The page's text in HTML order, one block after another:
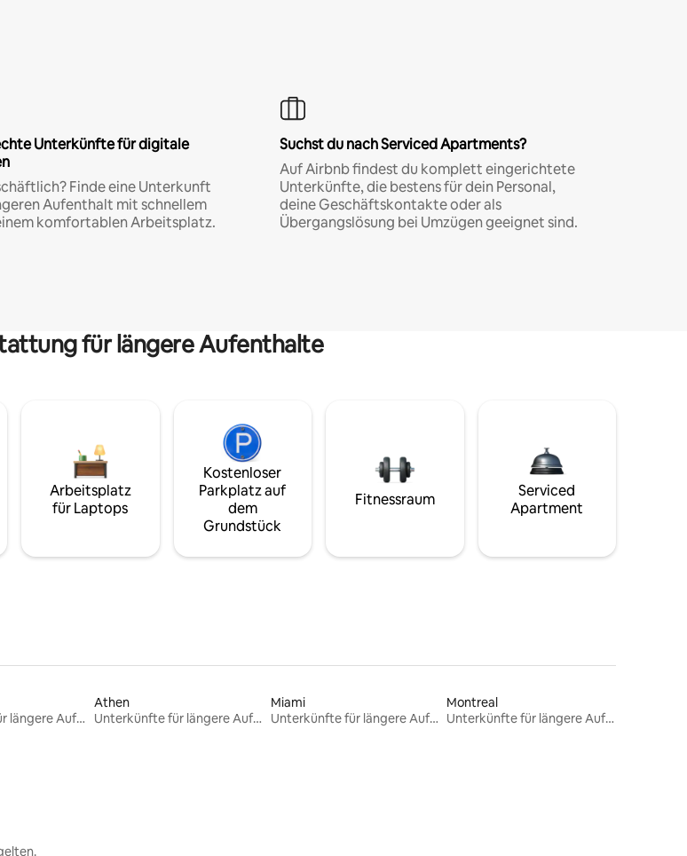
Unterkünfte für digitale
Finde eine Unterkunft
Aufenthalt mit schnellem
komfortablen Arbeitsplatz.
Suchst du nach Serviced Apartments?
Auf Airbnb findest du komplett eingerichtete
Unterkünfte, die bestens für dein Personal,
deine Geschäftskontakte oder als
Übergangslösung bei Umzügen geeignet sind.
für längere Aufenthalte
Arbeitsplatz
für Laptops
Kostenloser
Parkplatz auf
dem
Grundstück
Fitnessraum
Serviced
Apartment
Unterkünfte für längere Aufenthalte
Athen
Unterkünfte für längere Aufenthalte
Miami
Unterkünfte für längere Aufenthalte
Montreal
Unterkünfte für längere Aufenthalte